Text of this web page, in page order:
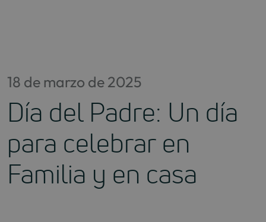
18 de marzo de 2025
Día del Padre: Un día
para celebrar en
Familia y en casa